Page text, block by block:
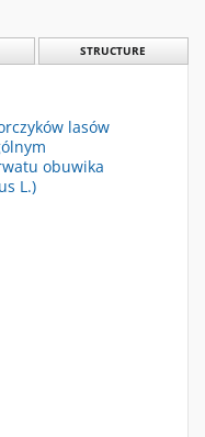
STRUCTURE
lasów
obuwika
L.)